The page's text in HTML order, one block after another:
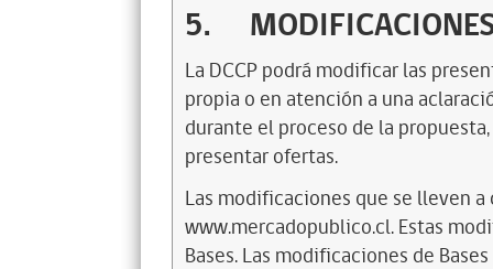
5.
La DCCP podrá modificar las
propia o en atención a una
durante el proceso de la
presentar ofertas.
Las modificaciones que se lleven
www.mercadopublico.cl. Estas
Bases. Las modificaciones de